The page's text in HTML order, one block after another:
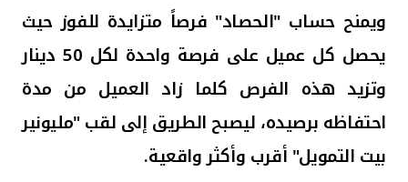
ويمنح حساب "الحصاد" فرصاً متزايدة للفوز حيث
يحصل كل عميل على فرصة واحدة لكل 50 دينار
وتزيد هذه الفرص كلما زاد العميل من مدة
احتفاظه برصيده، ليصبح الطريق إلى لقب "مليونير
بيت التمويل" أقرب وأكثر واقعية.